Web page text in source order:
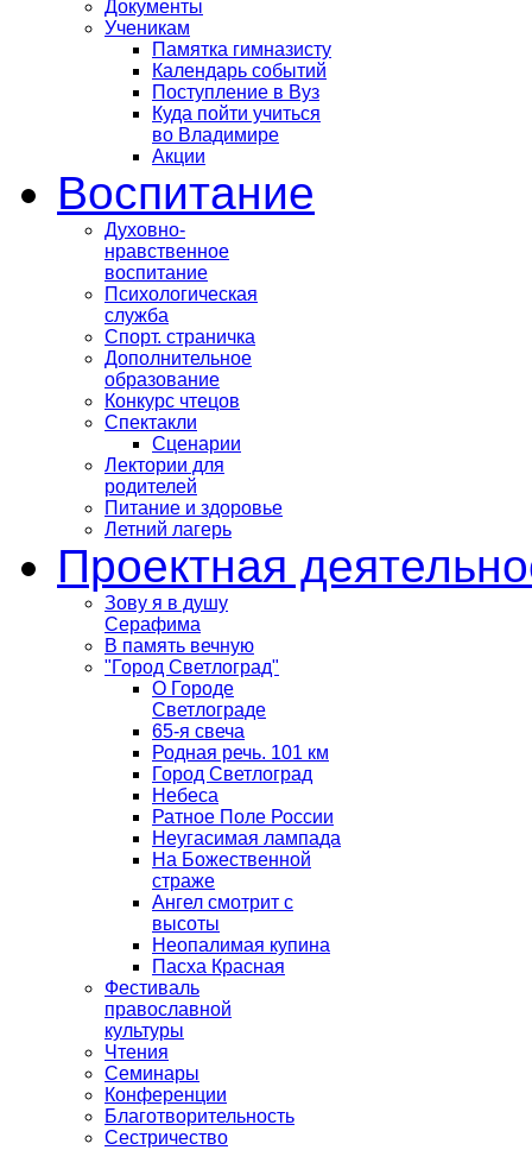
Документы
Ученикам
Памятка гимназисту
Календарь событий
Поступление в Вуз
Куда пойти учиться
во Владимире
Акции
Воспитание
Духовно-
нравственное
воспитание
Психологическая
служба
Спорт. страничка
Дополнительное
образование
Конкурс чтецов
Спектакли
Сценарии
Лектории для
родителей
Питание и здоровье
Летний лагерь
Проектная
Зову я в душу
Серафима
В память вечную
"Город Светлоград"
О Городе
Светлограде
65-я свеча
Родная речь. 101 км
Город Светлоград
Небеса
Ратное Поле России
Неугасимая лампада
На Божественной
страже
Ангел смотрит с
высоты
Неопалимая купина
Пасха Красная
Фестиваль
православной
культуры
Чтения
Семинары
Конференции
Благотворительность
Сестричество